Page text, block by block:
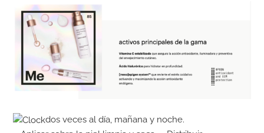
dos veces al día, mañana y noche.